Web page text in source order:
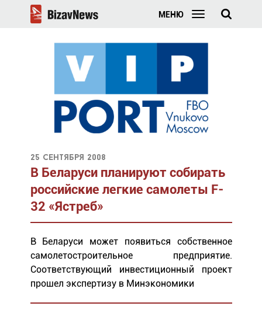
МЕНЮ
25 сентября 2008
В Беларуси планируют собирать
российские легкие самолеты F-
32 «Ястреб»
В Беларуси может появиться собственное
самолетостроительное предприятие.
Соответствующий инвестиционный проект
прошел экспертизу в Минэкономики